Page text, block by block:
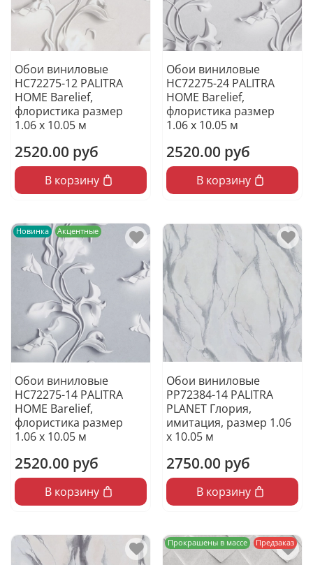
Обои виниловые
HC72275-12 PALITRA
HOME Barelief,
флористика размер
1.06 х 10.05 м
2520.00 руб
В корзину
Обои виниловые
HC72275-24 PALITRA
HOME Barelief,
флористика размер
1.06 х 10.05 м
2520.00 руб
В корзину
Новинка Акцентные
Обои виниловые
HC72275-14 PALITRA
HOME Barelief,
флористика размер
1.06 х 10.05 м
2520.00 руб
В корзину
Обои виниловые
PP72384-14 PALITRA
PLANET Глория,
имитация, размер 1.06
х 10.05 м
2750.00 руб
В корзину
Прокрашены в массе Предзаказ